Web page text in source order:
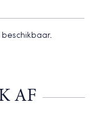
AF